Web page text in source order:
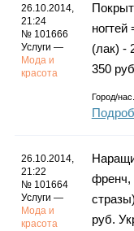
26.10.2014,
21:24
№ 101666
Услуги —
Мода и
красота
(лак) -
350
Город/
26.10.2014,
21:22
№ 101664
Услуги —
Мода и
красота
френч,
руб.